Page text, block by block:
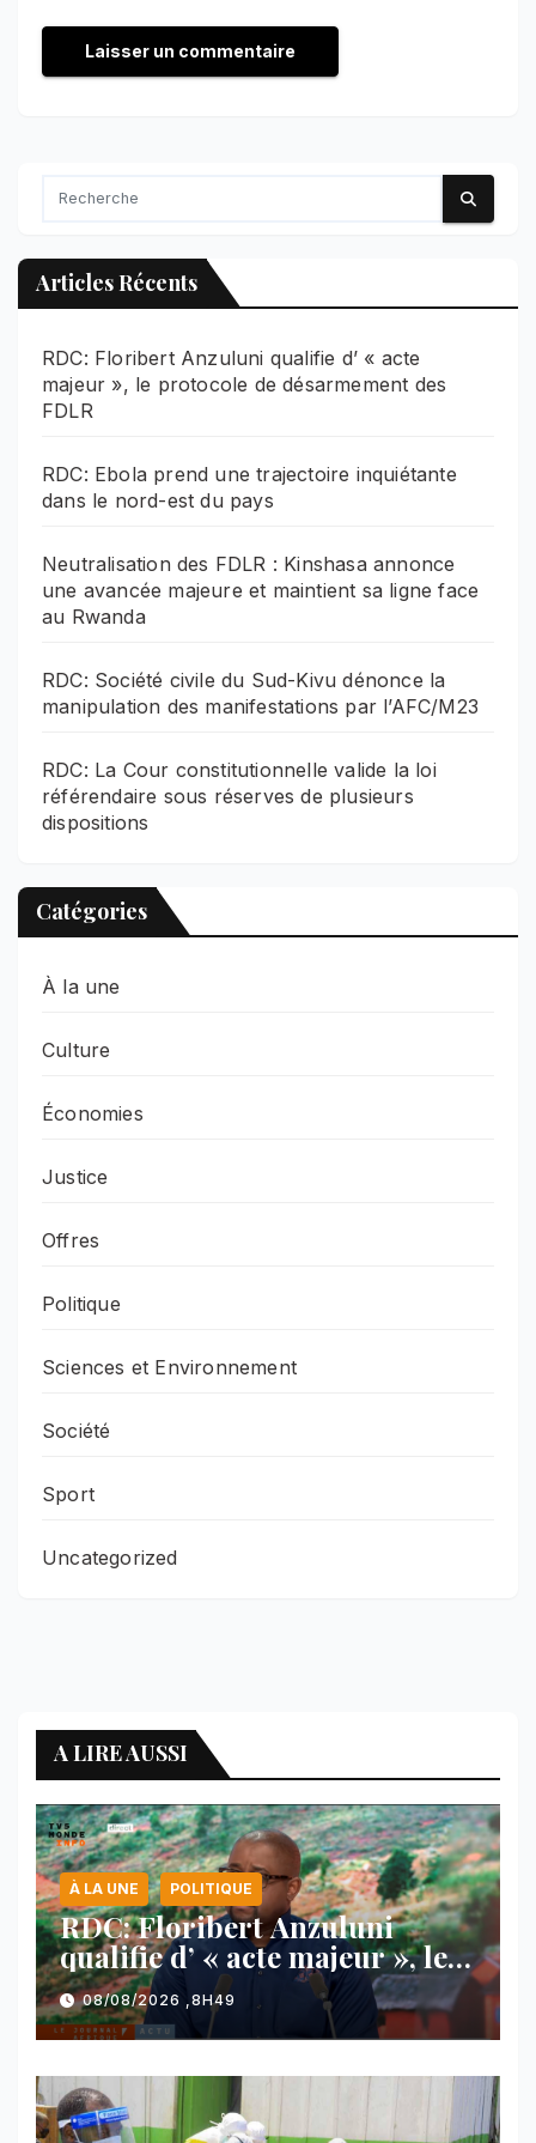
Articles Récents
RDC: Floribert Anzuluni qualifie d’ « acte
majeur », le protocole de désarmement des
FDLR
RDC: Ebola prend une trajectoire inquiétante
dans le nord-est du pays
Neutralisation des FDLR : Kinshasa annonce
une avancée majeure et maintient sa ligne face
au Rwanda
RDC: Société civile du Sud-Kivu dénonce la
manipulation des manifestations par l’AFC/M23
RDC: La Cour constitutionnelle valide la loi
référendaire sous réserves de plusieurs
dispositions
Catégories
À la une
Culture
Économies
Justice
Offres
Politique
Sciences et Environnement
Société
Sport
Uncategorized
A LIRE AUSSI
À LA UNE POLITIQUE
RDC: Floribert Anzuluni
qualifie d’ « acte majeur », le
protocole de désarmement des
FDLR
08/08/2026 ,8H49